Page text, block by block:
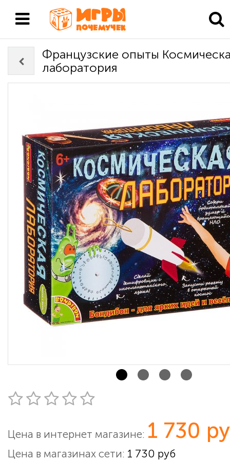
Французские опыты
лаборатория
Цена в интернет магазине: 1 730
Цена в магазинах сети: 1 730 руб